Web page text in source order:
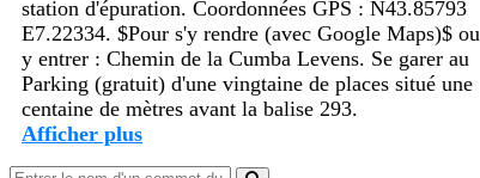
station d'épuration. Coordonnées GPS : N43.85793
E7.22334. $Pour s'y rendre (avec Google Maps)$ ou
y entrer : Chemin de la Cumba Levens. Se garer au
Parking (gratuit) d'une vingtaine de places situé une
centaine de mètres avant la balise 293.
Afficher plus